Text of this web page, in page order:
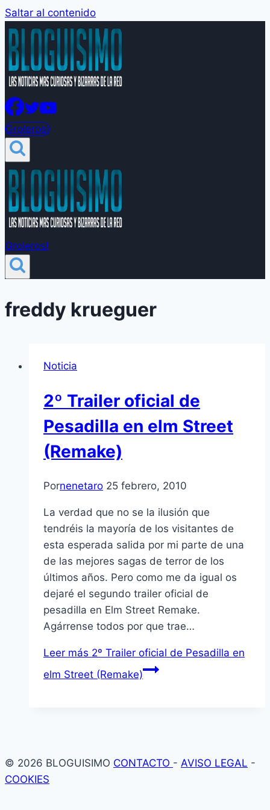
Saltar al contenido
Groleros!
Groleros!
freddy krueguer
Noticia
2º Trailer oficial de
Pesadilla en elm Street
(Remake)
Pornenetaro 25 febrero, 2010
La verdad que no se la ilusión que
tendréis la mayorí­a de los visitantes de
esta esperada salida por mi parte de una
de las mejores sagas de terror de los
últimos años. Pero como me da igual os
dejaré el segundo trailer oficial de
pesadilla en Elm Street Remake.
Agárrense todos por que trae…
Leer más 2º Trailer oficial de Pesadilla en
elm Street (Remake)
© 2026 BLOGUISIMO CONTACTO - AVISO LEGAL -
COOKIES